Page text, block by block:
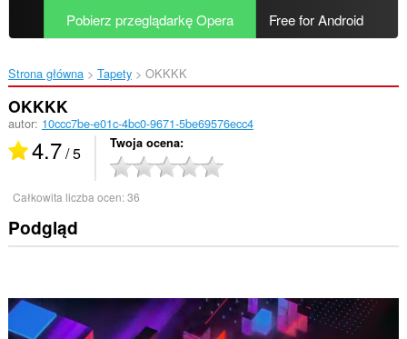
Pobierz przeglądarkę Opera Free for Android
Strona główna Tapety OKKKK‎
OKKKK
autor: 10ccc7be-e01c-4bc0-9671-5be69576ecc4
4.7/ 5 Twoja ocena
Całkowita liczba ocen:36
Podgląd